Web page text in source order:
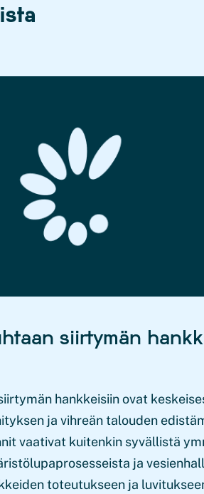
siirtymän
hankkeisiin ovat
ja vihreän talouden
vaativat kuitenkin syvällistä
ja
toteutukseen ja